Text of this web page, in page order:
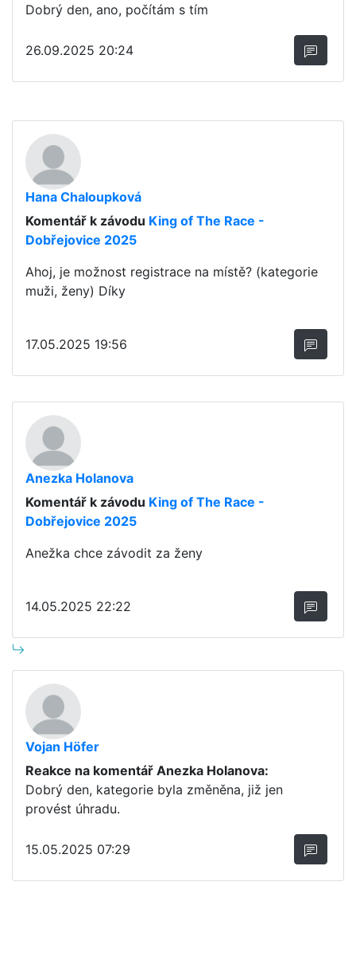
Dobrý den, ano, počítám s tím
26.09.2025 20:24
Hana Chaloupková
Komentář k závodu King of The Race -
Dobřejovice 2025
Ahoj, je možnost registrace na místě? (kategorie
muži, ženy) Díky
17.05.2025 19:56
Anezka Holanova
Komentář k závodu King of The Race -
Dobřejovice 2025
Anežka chce závodit za ženy
14.05.2025 22:22
Vojan Höfer
Reakce na komentář Anezka Holanova:
Dobrý den, kategorie byla změněna, již jen
provést úhradu.
15.05.2025 07:29